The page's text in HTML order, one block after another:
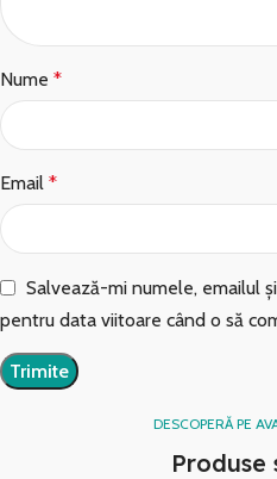
Nume *
Email *
Salvează-mi numele, emailul
pentru data viitoare când o să
DESCOPERĂ PE
Produse